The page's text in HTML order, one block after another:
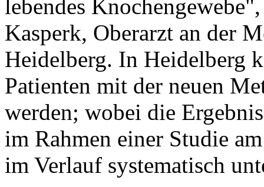
lebendes
Kasperk, Oberarzt an der
Heidelberg. In Heidelberg
Patienten mit der neuen
werden; wobei die
im Rahmen einer Studie
im Verlauf systematisch